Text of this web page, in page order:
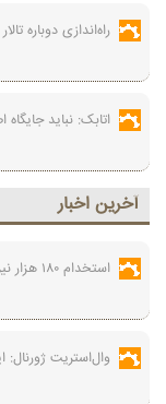
راه‌اندازی دوباره
اتابک: نباید
آخرين اخبار
استخدام ۱۸۰ هزار نیروی جدید در آموزش‌ و پرورش
وال‌استریت